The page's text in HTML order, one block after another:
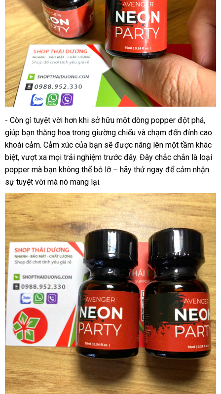
- Còn gì tuyệt vời hơn khi sở hữu một dòng popper đột phá,
giúp bạn thăng hoa trong giường chiếu và chạm đến đỉnh cao
khoái cảm. Cảm xúc của bạn sẽ được nâng lên một tầm khác
biệt, vượt xa mọi trải nghiệm trước đây. Đây chắc chắn là loại
popper mà bạn không thể bỏ lỡ – hãy thử ngay để cảm nhận
sự tuyệt vời mà nó mang lại.